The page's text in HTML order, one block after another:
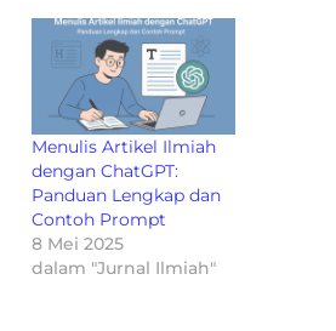
Menulis Artikel Ilmiah
dengan ChatGPT:
Panduan Lengkap dan
Contoh Prompt
8 Mei 2025
dalam "Jurnal Ilmiah"